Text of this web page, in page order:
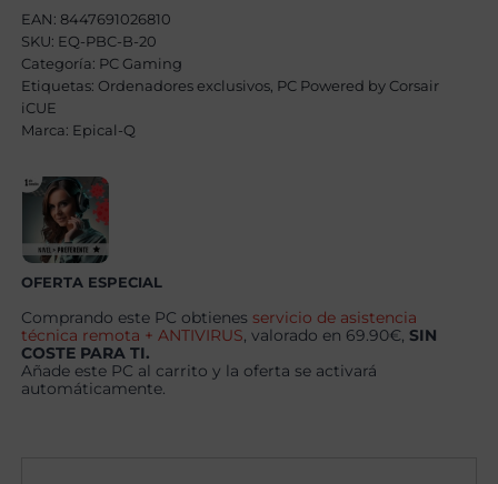
Bronze
X
AMD
Ryzen
7
2TB
RTX
5070Ti
+
Windows
11
Pro
EAN:8447691026810
SKU: EQ-PBC-B-20
Categoría: PC Gaming
Etiquetas: Ordenadores exclusivos PC Powered by Corsair
iCUE
Marca: Epical-Q
OFERTA ESPECIAL
Comprando este PC obtienes servicio de asistencia
técnica remota + ANTIVIRUS, valorado en 69.90€,SIN
COSTE PARA TI.
Añade este PC al carrito y la oferta se activará
automáticamente.